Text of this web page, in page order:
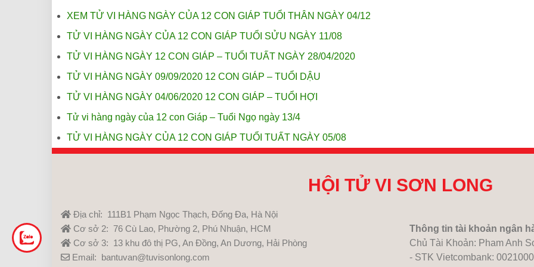
XEM TỬ VI HÀNG NGÀY CỦA 12 CON GIÁP TUỔI THÂN NGÀY 04/12
TỬ VI HÀNG NGÀY CỦA 12 CON GIÁP TUỔI SỬU NGÀY 11/08
TỬ VI HÀNG NGÀY 12 CON GIÁP – TUỔI TUẤT NGÀY 28/04/2020
TỬ VI HÀNG NGÀY 09/09/2020 12 CON GIÁP – TUỔI DẬU
TỬ VI HÀNG NGÀY 04/06/2020 12 CON GIÁP – TUỔI HỢI
Tử vi hàng ngày của 12 con Giáp – Tuổi Ngọ ngày 13/4
TỬ VI HÀNG NGÀY CỦA 12 CON GIÁP TUỔI TUẤT NGÀY 05/08
HỘI TỬ VI SƠN LONG
Địa chỉ: 111B1 Phạm Ngọc Thạch, Đống Đa, Hà Nội
Cơ sở 2: 76 Cù Lao, Phường 2, Phú Nhuận, HCM
Cơ sở 3: 13 khu đô thị PG, An Đồng, An Dương, Hải Phòng
Email: bantuvan@tuvisonlong.com
Thông tin tài khoản ngân
Chủ Tài Khoản: Pham Anh
- STK Vietcombank: